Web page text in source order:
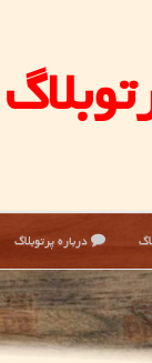
درباره پرتوبلاگ